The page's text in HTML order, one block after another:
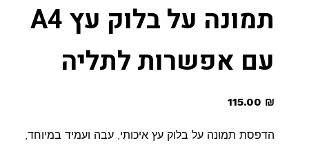
תמונה על בלוק עץ A4
עם אפשרות לתליה
115.00 ₪
הדפסת תמונה על בלוק עץ איכותי, עבה ועמיד במיוחד,